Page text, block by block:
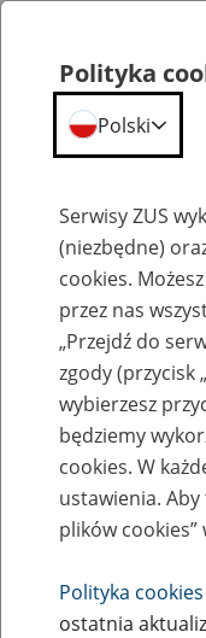
Ogłoszenia o praktykach w ZUS
Oddziale
Polityka
Polski
Serwisy ZUS
(niezbędne)
cookies.
przez nas
„Przejdź do
zgody (przycisk
wybierzesz
będziemy
cookies. W
ustawienia.
plików cookies”
Polityka
ostatnia